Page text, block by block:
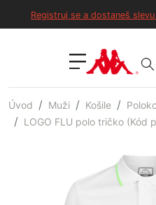
Registruj se a dostaneš slevu
Úvod Muži Košile
LOGO FLU polo tričko (Kód